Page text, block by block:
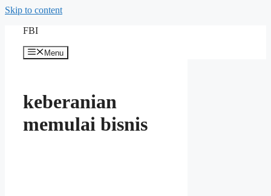
Skip to content
FBI
Menu
keberanian
memulai bisnis